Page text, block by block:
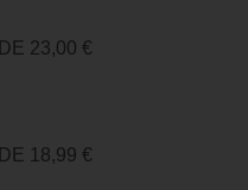
DE 23,00 €
DE 18,99 €